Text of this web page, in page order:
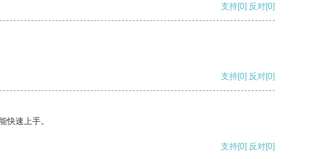
支持[0] 反对[0]
支持[0] 反对[0]
快速上手。
支持[0] 反对[0]